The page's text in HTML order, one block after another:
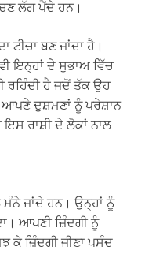
ਲੱਗ ਪੈਂਦੇ ਹਨ।
ਟੀਚਾ ਬਣ ਜਾਂਦਾ ਹੈ।
ਇਨ੍ਹਾਂ ਦੇ ਸੁਭਾਅ ਵਿੱਚ
ਹੈ ਜਦੋਂ ਤੱਕ ਉਹ
ਦੁਸ਼ਮਣਾਂ ਨੂੰ ਪਰੇਸ਼ਾਨ
ਰਾਸ਼ੀ ਦੇ ਲੋਕਾਂ ਨਾਲ
ਜਾਂਦੇ ਹਨ। ਉਨ੍ਹਾਂ ਨੂੰ
ਆਪਣੀ ਜ਼ਿੰਦਗੀ ਨੂੰ
ਕੇ ਜ਼ਿੰਦਗੀ ਜੀਣਾ ਪਸੰਦ